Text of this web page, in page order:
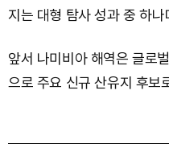
지는 대형 탐사 성과 중 하나
앞서 나미비아 해역은 글로
으로 주요 신규 산유지 후보